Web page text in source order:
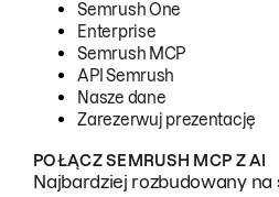
Semrush One
Enterprise
Semrush MCP
API Semrush
Nasze dane
Zarezerwuj prezentację
POŁĄCZ SEMRUSH MCP Z AI
Najbardziej rozbudowany